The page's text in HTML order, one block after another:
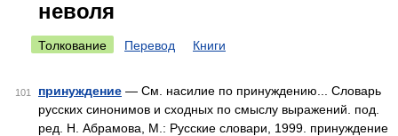
неволя
Толкование Перевод Книги
101 принуждение — См. насилие по принуждению... Словарь
русских синонимов и сходных по смыслу выражений. под.
ред. Н. Абрамова, М.: Русские словари, 1999. принуждение